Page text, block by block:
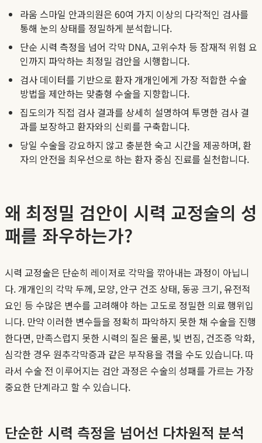
라움 스마일 안과의원은 60여 가지 이상의 다각적인 검사를
통해 눈의 상태를 정밀하게 분석합니다.
단순 시력 측정을 넘어 각막 DNA, 고위수차 등 잠재적 위험 요
인까지 파악하는 최정밀 검안을 시행합니다.
검사 데이터를 기반으로 환자 개개인에게 가장 적합한 수술
방법을 제안하는 맞춤형 수술을 지향합니다.
집도의가 직접 검사 결과를 상세히 설명하여 투명한 검사 결
과를 보장하고 환자와의 신뢰를 구축합니다.
당일 수술을 강요하지 않고 충분한 숙고 시간을 제공하며, 환
자의 안전을 최우선으로 하는 환자 중심 진료를 실천합니다.
왜 최정밀 검안이 시력 교정술의 성
패를 좌우하는가?
시력 교정술은 단순히 레이저로 각막을 깎아내는 과정이 아닙니
다. 개개인의 각막 두께, 모양, 안구 건조 상태, 동공 크기, 유전적
요인 등 수많은 변수를 고려해야 하는 고도로 정밀한 의료 행위입
니다. 만약 이러한 변수들을 정확히 파악하지 못한 채 수술을 진행
한다면, 만족스럽지 못한 시력의 질은 물론, 빛 번짐, 건조증 악화,
심각한 경우 원추각막증과 같은 부작용을 겪을 수도 있습니다. 따
라서 수술 전 이루어지는 검안 과정은 수술의 성패를 가르는 가장
중요한 단계라고 할 수 있습니다.
단순한 시력 측정을 넘어선 다차원적 분석